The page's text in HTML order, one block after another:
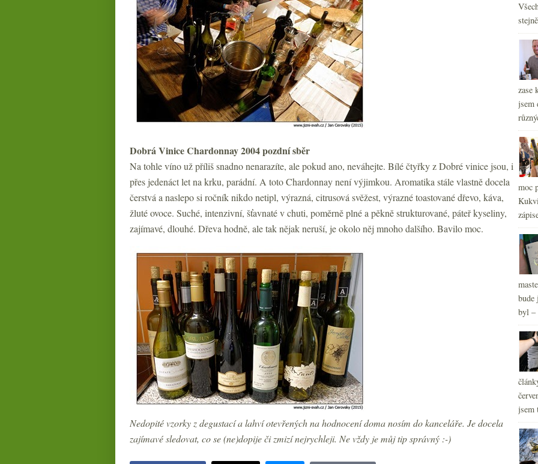
Dobrá Vinice Chardonnay 2004 pozdní sběr
Na tohle víno už příliš snadno nenarazíte, ale pokud ano, neváhejte. Bílé čtyřky z Dobré vinice jsou, i
přes jedenáct let na krku, parádní. A toto Chardonnay není výjimkou. Aromatika stále vlastně docela
čerstvá a naslepo si ročník nikdo netipl, výrazná, citrusová svěžest, výrazné toastované dřevo, káva,
žluté ovoce. Suché, intenzivní, šťavnaté v chuti, poměrně plné a pěkně strukturované, páteř kyseliny,
zajímavé, dlouhé. Dřeva hodně, ale tak nějak neruší, je okolo něj mnoho dalšího. Bavilo moc.
Nedopité vzorky z degustací a lahví otevřených na hodnocení doma nosím do kanceláře. Je docela
zajímavé sledovat, co se (ne)dopije či zmizí nejrychleji. Ne vždy je můj tip správný :-)
►
►
►
►
►
►
►
zase
jsem
moc
bude
byl –
jsem